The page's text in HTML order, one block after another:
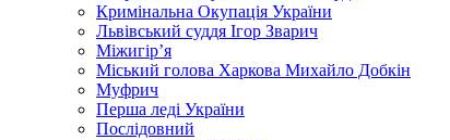
Кримінальна Окупація України
Львівський суддя Ігор Зварич
Міжигір’я
Міський голова Харкова Михайло Добкін
Муфрич
Перша леді України
Послідовний